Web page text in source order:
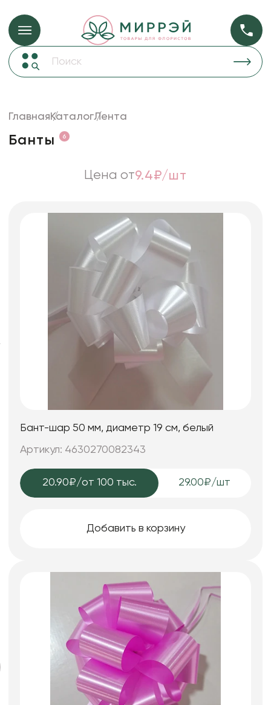
Упаковка для цветов и подарков Упаковка для
Искусственные цветы и растения
Декоративные вазы, кашпо
Игрушки мягкие
ГлавнаяКаталогЛента
Банты 6
Цена от9.4₽/шт
Бант-шар 50 мм, диаметр 19 см, белый
Артикул: 4630270082343
20.90₽/от 100 тыс. 29.00₽/шт
Добавить в корзину